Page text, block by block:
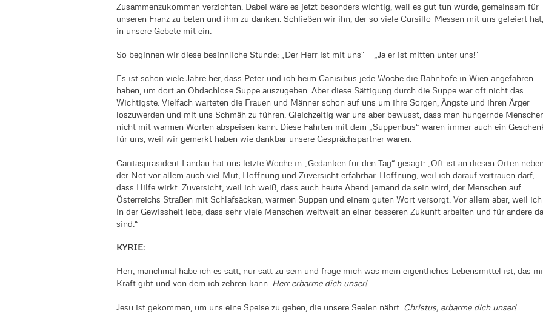
Zusammenzukommen verzichten. Dabei wäre es jetzt besonders wichtig, weil es gut tun würde, gemeinsam für
unseren Franz zu beten und ihm zu danken. Schließen wir ihn, der so viele Cursillo-Messen mit uns gefeiert hat,
in unsere Gebete mit ein.
So beginnen wir diese besinnliche Stunde: „Der Herr ist mit uns“ – „Ja er ist mitten unter uns!“
Es ist schon viele Jahre her, dass Peter und ich beim Canisibus jede Woche die Bahnhöfe in Wien angefahren
haben, um dort an Obdachlose Suppe auszugeben. Aber diese Sättigung durch die Suppe war oft nicht das
Wichtigste. Vielfach warteten die Frauen und Männer schon auf uns um ihre Sorgen, Ängste und ihren Ärger
loszuwerden und mit uns Schmäh zu führen. Gleichzeitig war uns aber bewusst, dass man hungernde
nicht mit warmen Worten abspeisen kann. Diese Fahrten mit dem „Suppenbus“ waren immer auch ein
für uns, weil wir gemerkt haben wie dankbar unsere Gesprächspartner waren.
Caritaspräsident Landau hat uns letzte Woche in „Gedanken für den Tag“ gesagt: „Oft ist an diesen Orten neben
der Not vor allem auch viel Mut, Hoffnung und Zuversicht erfahrbar. Hoffnung, weil ich darauf vertrauen darf,
dass Hilfe wirkt. Zuversicht, weil ich weiß, dass auch heute Abend jemand da sein wird, der Menschen auf
Österreichs Straßen mit Schlafsäcken, warmen Suppen und einem guten Wort versorgt. Vor allem aber, weil ich
in der Gewissheit lebe, dass sehr viele Menschen weltweit an einer besseren Zukunft arbeiten und für andere da
sind.“
KYRIE:
Herr, manchmal habe ich es satt, nur satt zu sein und frage mich was mein eigentliches Lebensmittel ist, das
Kraft gibt und von dem ich zehren kann. Herr erbarme dich unser!
Jesu ist gekommen, um uns eine Speise zu geben, die unsere Seelen nährt. Christus, erbarme dich unser!